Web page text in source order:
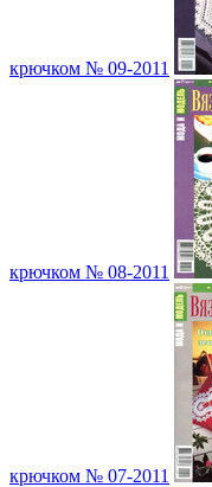
крючком № 09-2011
крючком № 08-2011
крючком № 07-2011